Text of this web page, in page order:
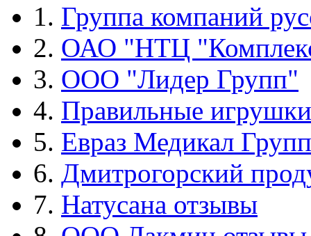
1. Группа компаний
2. ОАО "НТЦ
3. ООО "Лидер Групп"
4. Правильные игрушки
5. Евраз Медикал Групп
6. Дмитрогорский
7. Натусана отзывы